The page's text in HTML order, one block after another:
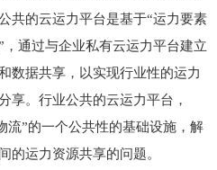
共的云运力平台是基于“运力要素
，通过与企业私有云运力平台建立
数据共享，以实现行业性的运力
享。行业公共的云运力平台，
流”的一个公共性的基础设施，解
的运力资源共享的问题。